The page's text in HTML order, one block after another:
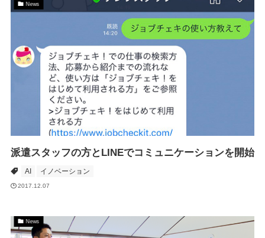
News
派遣スタッフの方とLINEでコミュニケーションを開始
AI イノベーション
2017.12.07
News